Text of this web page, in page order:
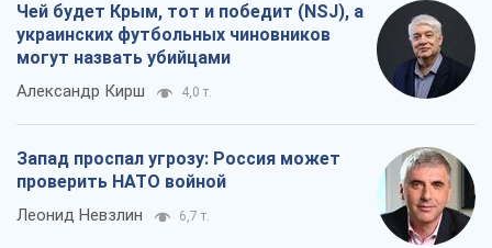
Чей будет Крым, тот и победит (NSJ), а
украинских футбольных чиновников
могут назвать убийцами
Александр Кирш 4,0 т.
Запад проспал угрозу: Россия может
проверить НАТО войной
Леонид Невзлин 6,7 т.